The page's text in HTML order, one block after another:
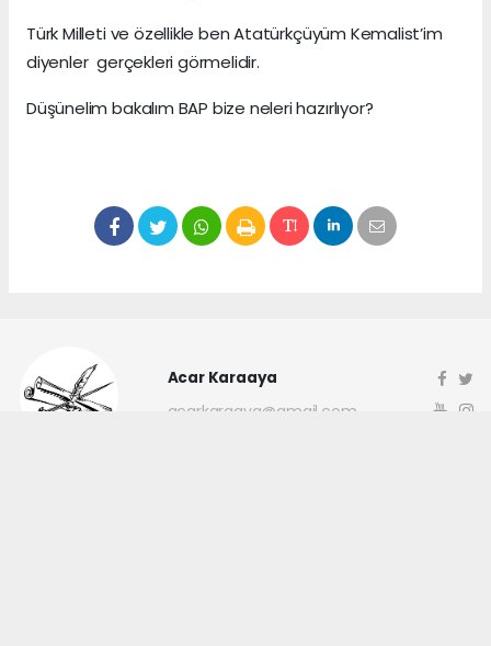
Türk Milleti ve özellikle ben Atatürkçüyüm Kemalist’im
diyenler gerçekleri görmelidir.
Düşünelim bakalım BAP bize neleri hazırlıyor?
Acar Karaaya
acarkaraaya@gmail.com